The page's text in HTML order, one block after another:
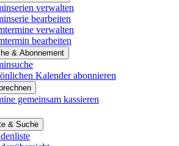
verwalten
bearbeiten
verwalten
bearbeiten
& Abonnement
Kalender abonnieren
gemeinsam kassieren
& Suche